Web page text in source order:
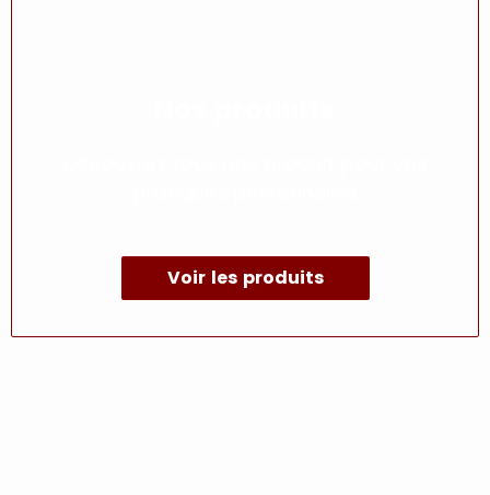
Voir les produits